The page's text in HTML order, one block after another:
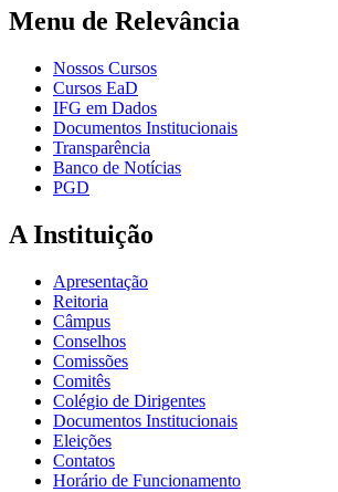
Menu de Relevância
Nossos Cursos
Cursos EaD
IFG em Dados
Documentos Institucionais
Transparência
Banco de Notícias
PGD
A Instituição
Apresentação
Reitoria
Câmpus
Conselhos
Comissões
Comitês
Colégio de Dirigentes
Documentos Institucionais
Eleições
Contatos
Horário de Funcionamento